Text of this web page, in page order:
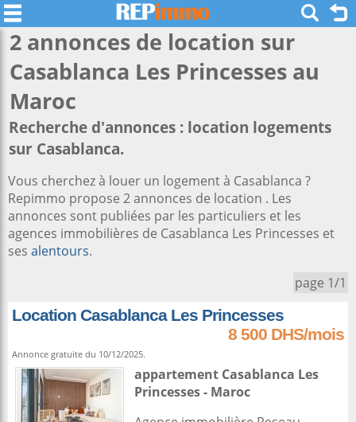
2 annonces de location sur
Casablanca Les Princesses au
Maroc
Recherche d'annonces : location logements
sur Casablanca.
Vous cherchez à louer un logement à Casablanca ?
Repimmo propose 2 annonces de location . Les
annonces sont publiées par les particuliers et les
agences immobilières de Casablanca Les Princesses et
ses alentours.
page 1/1
Location Casablanca Les Princesses
8 500 DHS/mois
Annonce gratuite du 10/12/2025.
appartement Casablanca Les
Princesses - Maroc